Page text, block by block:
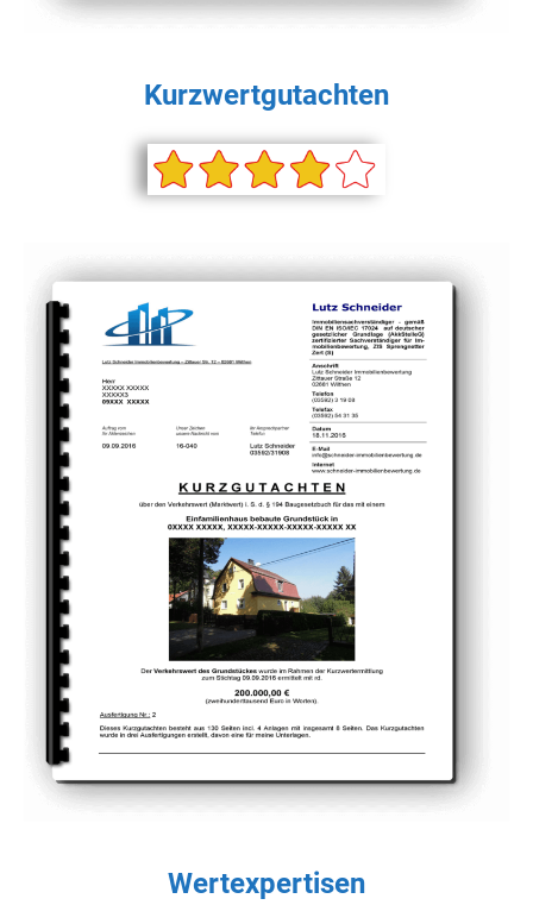
Kurzwertgutachten
Wertexpertisen